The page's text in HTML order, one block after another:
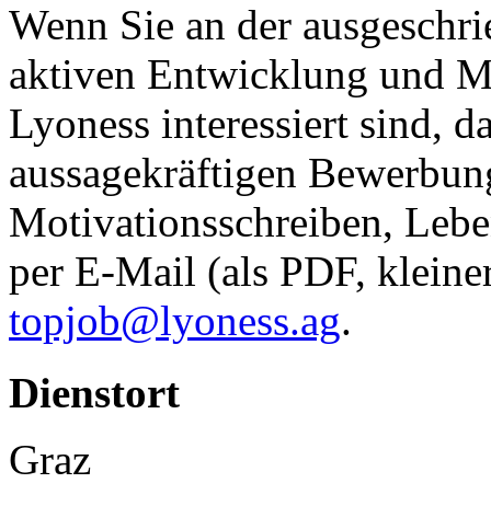
Wenn Sie an der
aktiven Entwicklung und
Lyoness interessiert sind,
aussagekräftigen
Motivationsschreiben,
per E-Mail (als PDF,
topjob@lyoness.ag.
Dienstort
Graz